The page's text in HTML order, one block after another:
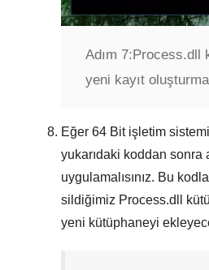
Adım 7: Process.dll
yeni kayıt oluşturma
Eğer 64 Bitişletim sistemi
yukarıdaki koddan sonra
uygulamalısınız. Bu
sildiğimiz Process.dll
yeni kütüphaneyi